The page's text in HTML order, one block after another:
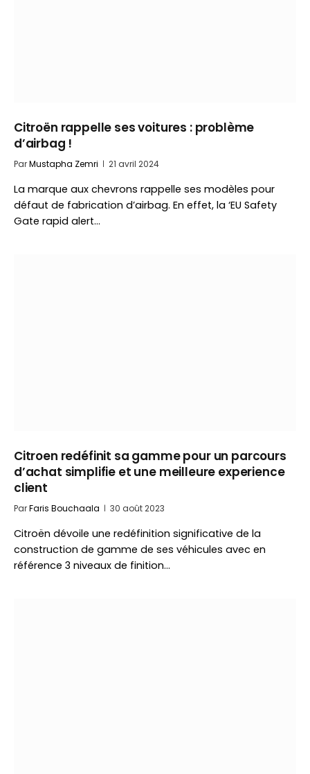
Citroën rappelle ses voitures : problème
d’airbag !
ParMustapha Zemri 21 avril 2024
La marque aux chevrons rappelle ses modèles pour
défaut de fabrication d’airbag. En effet, la ‘EU Safety
Gate rapid alert…
Citroen redéfinit sa gamme pour un parcours
d’achat simplifie et une meilleure experience
client
ParFaris Bouchaala 30 août 2023
Citroën dévoile une redéfinition significative de la
construction de gamme de ses véhicules avec en
référence 3 niveaux de finition…